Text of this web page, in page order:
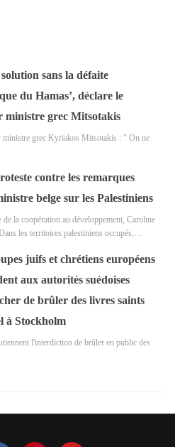
solution sans la défaite
du Hamas’, déclare le
ministre grec Mitsotakis
ministre grec Kyriakos Mitsotakis : " On ne
contre les remarques
belge sur les Palestiniens
de la coopération au développement, Caroline
les territoires palestiniens occupés,…
juifs et chrétiens européens
aux autorités suédoises
de brûler des livres saints
à Stockholm
l'interdiction de brûler en public des